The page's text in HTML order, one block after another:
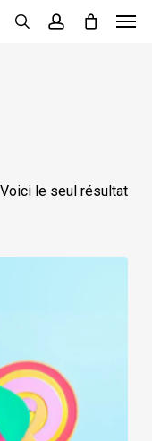
Voici le seul résultat